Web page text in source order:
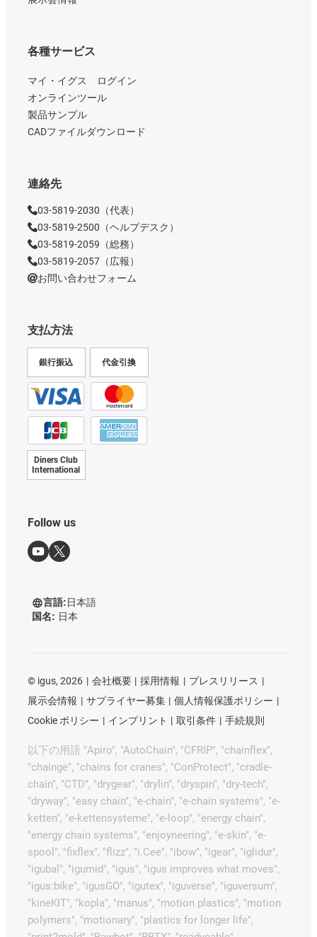
支払方法
銀行振込 代金引換
Diners Club
International
各種サービス
マイ・イグス ログイン
オンラインツール
製品サンプル
CADファイルダウンロード
連絡先
03-5819-2030（代表）
03-5819-2500（ヘルプデスク）
03-5819-2059（総務）
03-5819-2057（広報）
お問い合わせフォーム
Follow us
言語:日本語
国名: 日本
© igus, 2026 会社概要 採用情報
プレスリリース
展示会情報
サプライヤー募集
個人情報保護ポリシー
Cookie ポリシー
インプリント 取引条件 手続規則
以下の用語 "Apiro", "AutoChain", "CFRIP", "chainflex",
"chainge", "chains for cranes", "ConProtect", "cradle-
chain", "CTD", "drygear", "drylin", "dryspin", "dry-tech",
"dryway", "easy chain", "e-chain", "e-chain systems", "e-
ketten", "e-kettensysteme", "e-loop", "energy chain",
"energy chain systems", "enjoyneering", "e-skin", "e-
spool", "fixflex", "flizz", "i.Cee", "ibow", "igear", "iglidur",
"igubal", "igumid", "igus", "igus improves what moves",
"igus:bike", "igusGO", "igutex", "iguverse", "iguversum",
"kineKIT", "kopla", "manus", "motion plastics", "motion
polymers", "motionary", "plastics for longer life",